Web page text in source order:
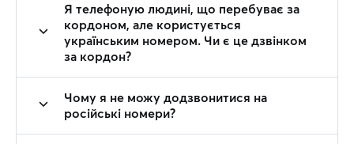
Я телефоную людині, що перебуває за
кордоном, але користується
українським номером. Чи є це дзвінком
за кордон?
Чому я не можу додзвонитися на
російські номери?